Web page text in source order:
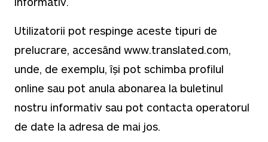
Utilizatorii pot respinge aceste tipuri de
prelucrare, accesând www.translated.com,
unde, de exemplu, își pot schimba profilul
online sau pot anula abonarea la buletinul
nostru informativ sau pot contacta operatorul
de date la adresa de mai jos.